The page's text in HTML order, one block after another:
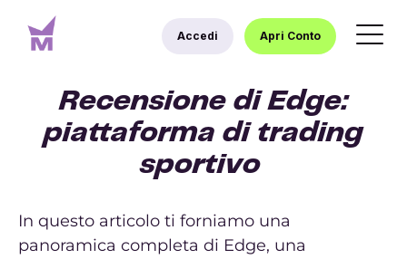
Accedi Apri Conto
Recensione di Edge:
piattaforma di trading
sportivo
In questo articolo ti forniamo una
panoramica completa di Edge, una